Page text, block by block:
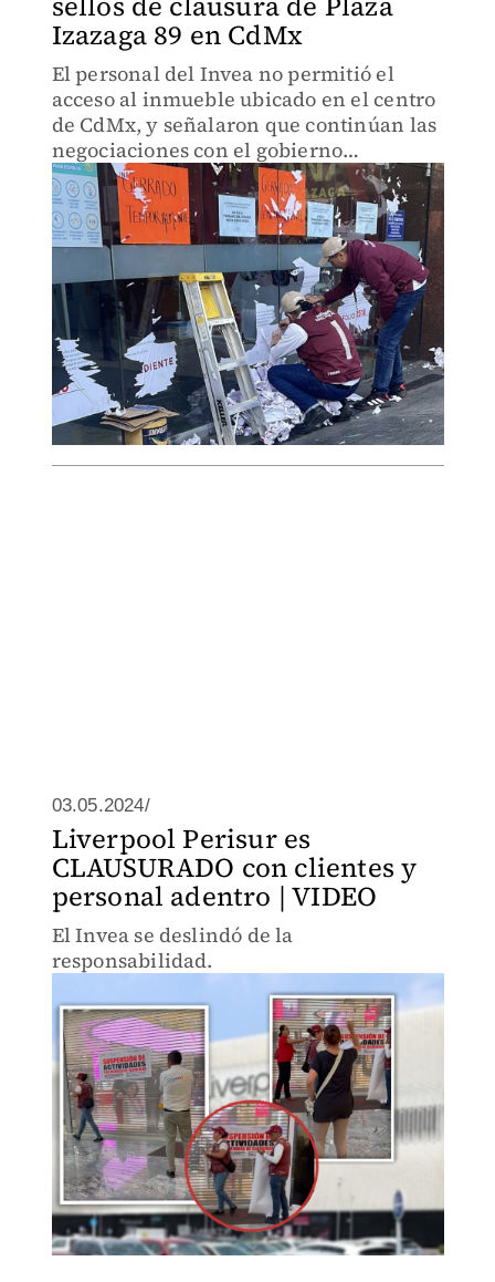
Izazaga 89 en CdMx
El personal del Invea no permitió el
acceso al inmueble ubicado en el centro
de CdMx, y señalaron que continúan las
negociaciones con el gobierno
capitalino.
03.05.2024/
Liverpool Perisur es
CLAUSURADO con clientes y
personal adentro | VIDEO
El Invea se deslindó de la
responsabilidad.